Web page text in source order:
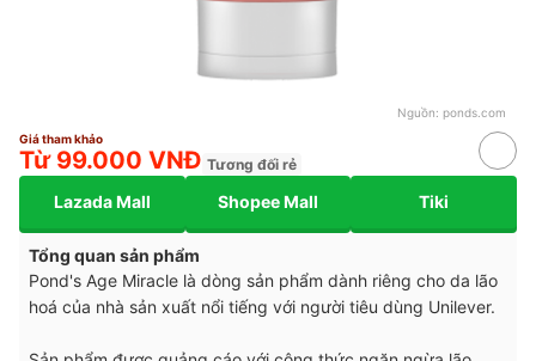
Nguồn: ponds.com
Giá tham khảo
Từ 99.000 VNĐ Tương đối rẻ
Lazada Mall Shopee Mall Tiki
Tổng quan sản phẩm
Pond's Age Miracle là dòng sản phẩm dành riêng cho da lão
hoá của nhà sản xuất nổi tiếng với người tiêu dùng Unilever.